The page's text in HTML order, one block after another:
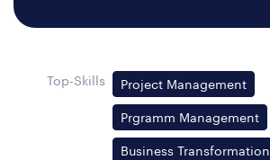
Top-Skills Project Management
Prgramm Management
Business Transformation